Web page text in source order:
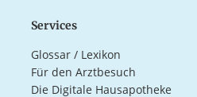
Services
Glossar / Lexikon
Für den Arztbesuch
Die Digitale Hausapotheke